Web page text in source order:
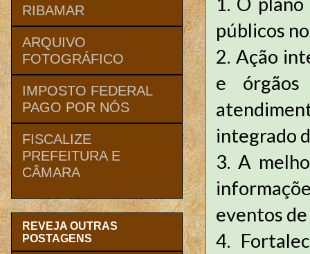
públicos
2. Ação
e
integrado
3. A
eventos
4.
RIBAMAR
ARQUIVO
FOTOGRÁFICO
IMPOSTO FEDERAL
PAGO POR NÓS
FISCALIZE
PREFEITURA E
CÂMARA
REVEJA OUTRAS
POSTAGENS